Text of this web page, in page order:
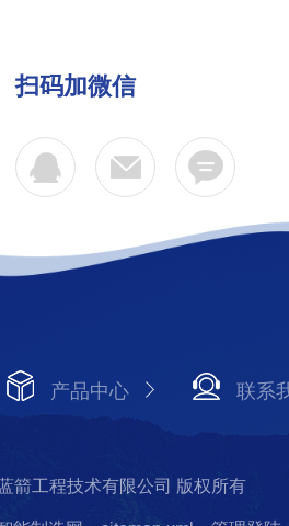
扫码加微信
产品中心 联系
箭工程技术有限公司 版权所有